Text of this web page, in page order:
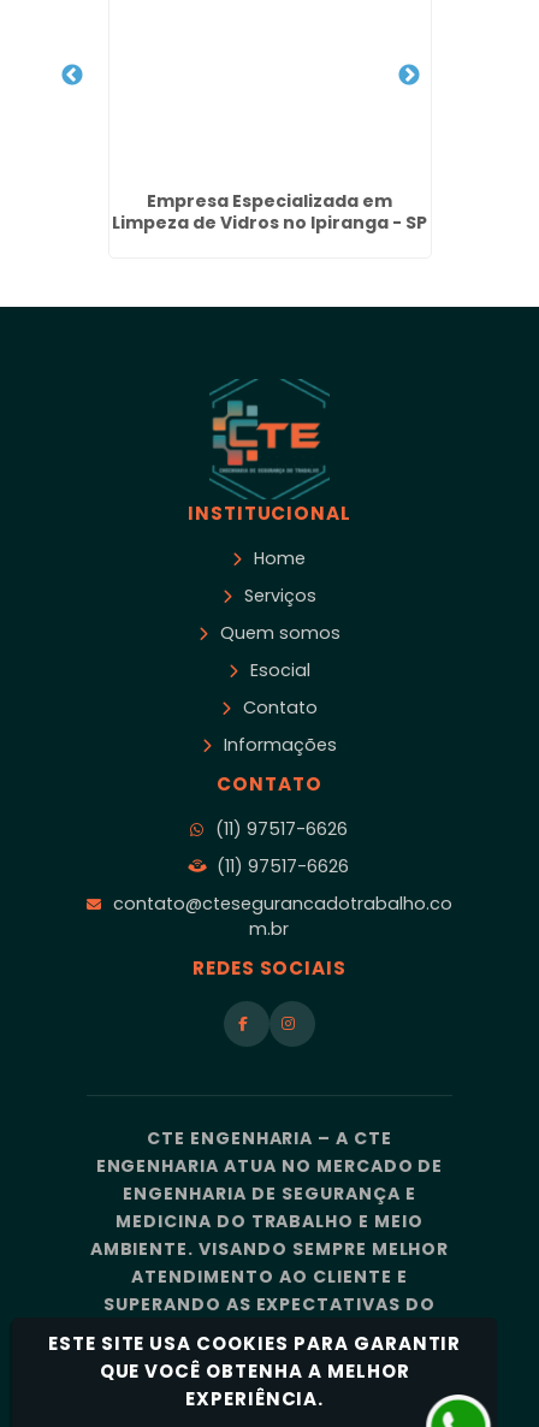
Empresa Especializada em
Limpeza de Vidros no Ipiranga - SP
INSTITUCIONAL
Home
Serviços
Quem somos
Esocial
Contato
Informações
CONTATO
(11) 97517-6626
(11) 97517-6626
contato@ctesegurancadotrabalho.co
m.br
REDES SOCIAIS
CTE ENGENHARIA – A CTE
ENGENHARIA ATUA NO MERCADO DE
ENGENHARIA DE SEGURANÇA E
MEDICINA DO TRABALHO E MEIO
AMBIENTE. VISANDO SEMPRE MELHOR
ATENDIMENTO AO CLIENTE E
SUPERANDO AS EXPECTATIVAS DO
MERCADO, A CTE ENGENHARIA
CONTA COM UMA EQUIPE DE
PROFISSIONAIS ALTAMENTE
CAPACITADOS E ESPECIALIZADOS.
ESTE SITE USA COOKIES PARA GARANTIR
QUE VOCÊ OBTENHA A MELHOR
EXPERIÊNCIA.